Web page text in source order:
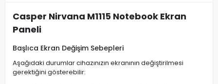
Casper Nirvana M1115 Notebook Ekran
Paneli
Başlıca Ekran Değişim Sebepleri
Aşağıdaki durumlar cihazınızın ekranının değiştirilmesi
gerektiğini gösterebilir: